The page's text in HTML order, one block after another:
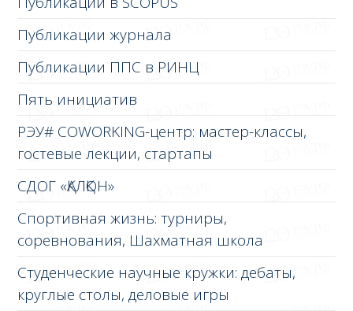
Публикации журнала
Публикации ППС в РИНЦ
Пять инициатив
РЭУ# COWORKING-центр: мастер-классы,
гостевые лекции, стартапы
СДОГ «ҚАЛҚОН»
Спортивная жизнь: турниры,
соревнования, Шахматная школа
Студенческие научные кружки: дебаты,
круглые столы, деловые игры